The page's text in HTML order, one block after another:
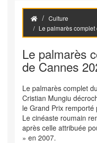
Culture
Le palmarès
Le palmarès
de Cannes
Le palmarès complet
Cristian Mungiu
le Grand Prix
Le cinéaste roumain
après celle attribuée
» en 2007.